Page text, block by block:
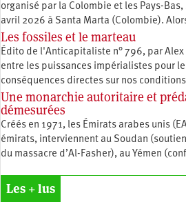
organisé par la Colombie et les Pays-Bas,
avril 2026 à Santa Marta (Colombie).
Les fossiles et le marteau
Édito de l'Anticapitaliste n° 796, par
entre les puissances impérialistes pour
conséquences directes sur nos
Une monarchie autoritaire et
démesurées
Créés en 1971, les Émirats arabes unis
émirats, interviennent au Soudan
du massacre d’Al-Fasher), au Yémen
Les + lus